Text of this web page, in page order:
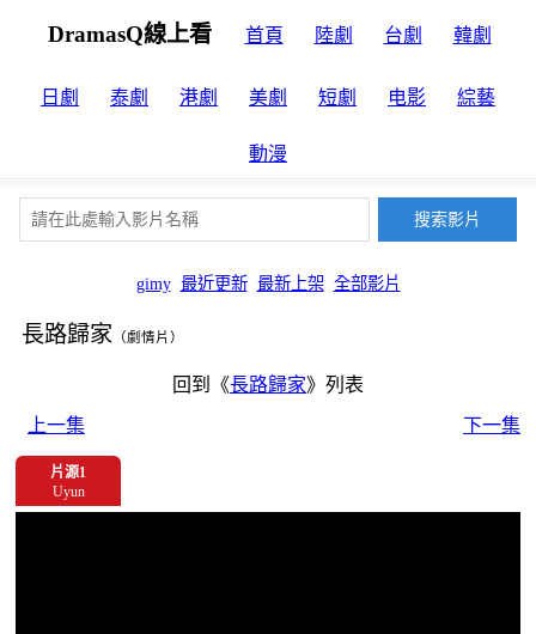
DramasQ線上看 首頁 陸劇 台劇 韓劇
日劇 泰劇 港劇 美劇 短劇 电影 綜藝
動漫
gimy 最近更新 最新上架 全部影片
長路歸家 （劇情片）
回到《長路歸家》列表
上一集
下一集
片源1
Uyun